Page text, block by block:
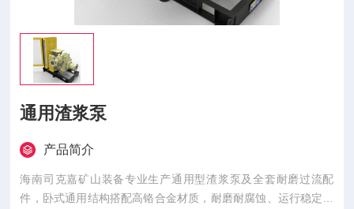
通用渣浆泵
产品简介
海南司克嘉矿山装备专业生产通用型渣浆泵及全套耐磨过流配
件，卧式通用结构搭配高铬合金材质，耐磨耐腐蚀、运行稳定，